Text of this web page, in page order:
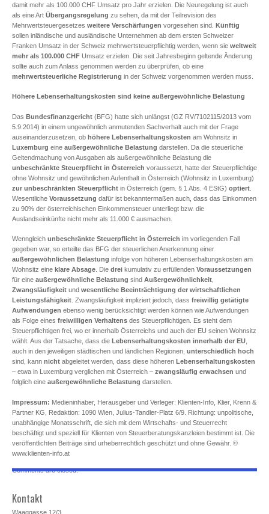
damit mehr als 100.000 CHF Umsatz pro Jahr erzielen. Die Neuregelung ist auch
als eine Art Übergangsregelung zu sehen, da mit der Teilrevision des
Mehrwertsteuergesetzes weitere Verschärfungen vorgesehen sind. Künftig
sollen inländische und ausländische Unternehmen ab dem ersten Schweizer
Franken Umsatz in der Schweiz mehrwertsteuerpflichtig werden, wenn sie weltweit
mehr als 100.000 CHF Umsatz erzielen. Die seit Jahresbeginn geltende Änderung
sollte auch zum Anlass genommen werden zu überprüfen, ob eine
mehrwertsteuerliche Registrierung in der Schweiz vorgenommen werden muss.
Höhere Lebenserhaltungskosten sind keine außergewöhnliche Belastung
Das Bundesfinanzgericht (BFG) hatte sich unlängst (GZ RV/7102115/2013 vom
5.9.2014) in einem ungewöhnlich anmutenden Sachverhalt auch mit der Frage
auseinanderzusetzen, ob höhere Lebenserhaltungskosten am Wohnsitz in
Luxemburg eine außergewöhnliche Belastung darstellen. Da die steuerliche
Geltendmachung von Ausgaben als außergewöhnliche Belastung die
unbeschränkte Steuerpflicht in Österreich voraussetzt, hatte der Steuerpflichtige
ohne Wohnsitz und gewöhnlichen Aufenthalt in Österreich (Wohnsitz in Luxemburg)
zur unbeschränkten Steuerpflicht in Österreich (gem. § 1 Abs. 4 EStG) optiert
Wesentliche Voraussetzung dafür ist bekanntermaßen auch, dass das Einkommen
zu 90% der österreichischen Einkommensteuer unterliegt bzw. die
Auslandseinkünfte nicht mehr als 11.000 € ausmachen.
Wenngleich unbeschränkte Steuerpflicht in Österreich im vorliegenden Fall
gegeben war, so erteilte das BFG der steuerlichen Anerkennung einer
außergewöhnlichen Belastung infolge von höheren Lebenserhaltungskosten am
Wohnsitz eine klare Absage . Die drei kumulativ zu erfüllenden Voraussetzungen
für eine außergewöhnliche Belastung sind Außergewöhnlichkeit
Zwangsläufigkeit und wesentliche Beeinträchtigung der wirtschaftlichen
Leistungsfähigkeit . Zwangsläufigkeit impliziert jedoch, dass freiwillig getätigte
Aufwendungen ebenso wenig berücksichtigt werden können wie Aufwendungen
als Folge eines freiwilligen Verhaltens des Steuerpflichtigen. Es steht dem
Steuerpflichtigen frei, wo er innerhalb Österreichs und auch der EU seinen Wohnsitz
wählt. Aus der Tatsache, dass die Lebenserhaltungskosten innerhalb der EU
auch in den jeweiligen städtischen und ländlichen Regionen, unterschiedlich hoch
sind, kann nicht abgeleitet werden, dass diese höheren Lebenserhaltungskosten
– etwa in Luxemburg verglichen mit Österreich – zwangsläufig erwachsen und
folglich eine außergewöhnliche Belastung darstellen.
Impressum: Medieninhaber, Herausgeber und Verleger: Klienten-Info, Klier, Krenn &
Partner KG, Redaktion: 1090 Wien, Julius-Tandler-Platz 6/9. Richtung: unpolitische,
unabhängige Monatsschrift, die sich mit dem Wirtschafts- und Steuerrecht
beschäftigt und speziell für Klienten von Steuerberatungskanzleien bestimmt ist. Die
veröffentlichten Beiträge sind urheberrechtlich geschützt und ohne Gewähr. ©
www.klienten-info.at
Comments are closed.
Kontakt
Waaggasse 12/3